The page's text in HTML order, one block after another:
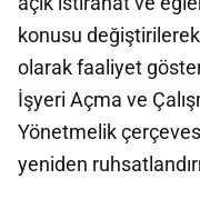
konusu
olarak faaliyet
İşyeri Açma ve
Yönetmelik
yeniden